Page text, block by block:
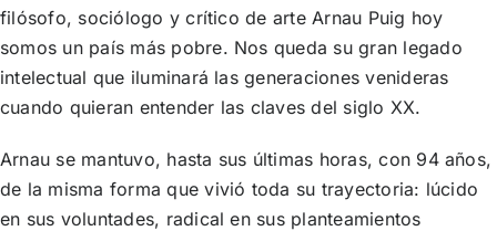
filósofo, sociólogo y crítico de arte Arnau Puig hoy
somos un país más pobre. Nos queda su gran legado
intelectual que iluminará las generaciones venideras
cuando quieran entender las claves del siglo XX.
Arnau se mantuvo, hasta sus últimas horas, con 94 años,
de la misma forma que vivió toda su trayectoria: lúcido
en sus voluntades, radical en sus planteamientos